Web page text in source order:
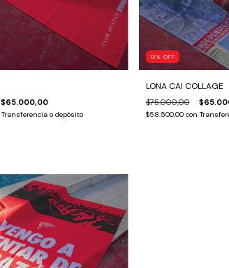
$65.000,00
Transferencia o depósito
13 % OFF
LONA CAI COLLAGE
$75.000,00
$58.500,00 con